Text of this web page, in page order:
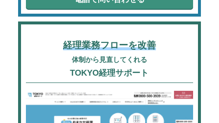
経理業務フローを改善
体制から見直してくれる
TOKYO経理サポート